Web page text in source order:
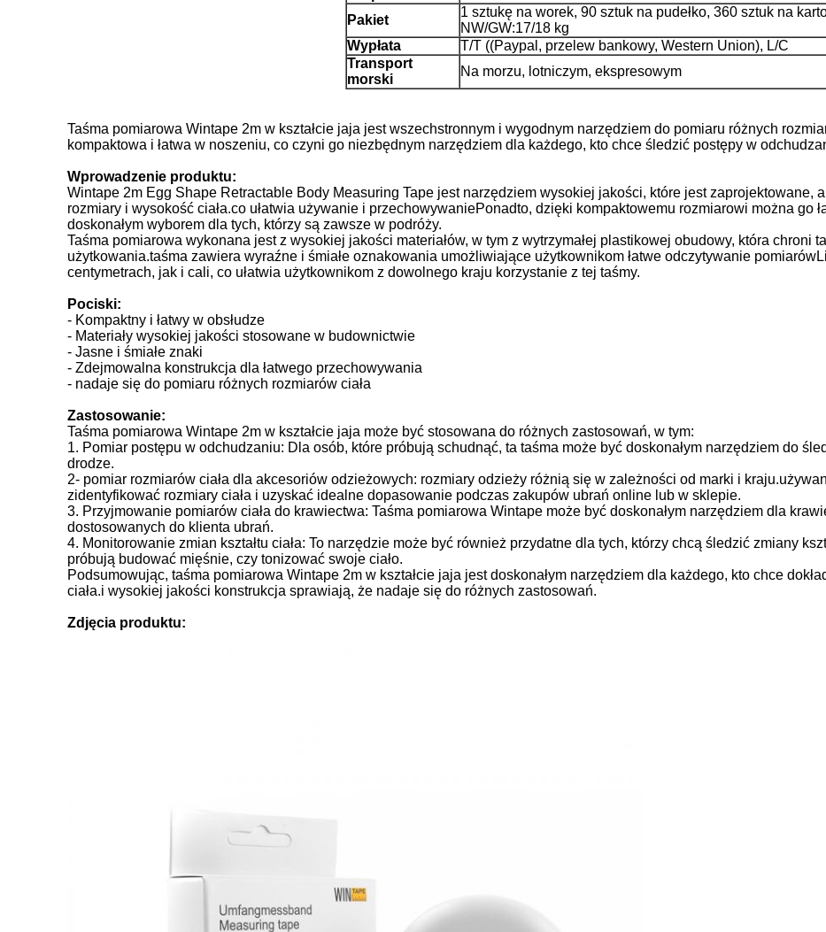
Pakiet
1 sztukę na worek, 90 sztuk na pudełko, 360 sztuk na
NW/GW:17/18 kg
Wypłata
T/T ((Paypal, przelew bankowy, Western Union), L/C
Transport
morski
Na morzu, lotniczym, ekspresowym
Taśma pomiarowa Wintape 2m w kształcie jaja jest wszechstronnym i wygodnym narzędziem do pomiaru różnych
kompaktowa i łatwa w noszeniu, co czyni go niezbędnym narzędziem dla każdego, kto chce śledzić postępy w
Wprowadzenie produktu:
Wintape 2m Egg Shape Retractable Body Measuring Tape jest narzędziem wysokiej jakości, które jest zaprojektowane,
rozmiary i wysokość ciała.co ułatwia używanie i przechowywaniePonadto, dzięki kompaktowemu rozmiarowi można go
doskonałym wyborem dla tych, którzy są zawsze w podróży.
Taśma pomiarowa wykonana jest z wysokiej jakości materiałów, w tym z wytrzymałej plastikowej obudowy, która chroni
użytkowania.taśma zawiera wyraźne i śmiałe oznakowania umożliwiające użytkownikom łatwe odczytywanie
centymetrach, jak i cali, co ułatwia użytkownikom z dowolnego kraju korzystanie z tej taśmy.
Pociski:
- Kompaktny i łatwy w obsłudze
- Materiały wysokiej jakości stosowane w budownictwie
- Jasne i śmiałe znaki
- Zdejmowalna konstrukcja dla łatwego przechowywania
- nadaje się do pomiaru różnych rozmiarów ciała
Zastosowanie:
Taśma pomiarowa Wintape 2m w kształcie jaja może być stosowana do różnych zastosowań, w tym:
1. Pomiar postępu w odchudzaniu: Dla osób, które próbują schudnąć, ta taśma może być doskonałym narzędziem do
drodze.
2- pomiar rozmiarów ciała dla akcesoriów odzieżowych: rozmiary odzieży różnią się w zależności od marki i
zidentyfikować rozmiary ciała i uzyskać idealne dopasowanie podczas zakupów ubrań online lub w sklepie.
3. Przyjmowanie pomiarów ciała do krawiectwa: Taśma pomiarowa Wintape może być doskonałym narzędziem dla
dostosowanych do klienta ubrań.
4. Monitorowanie zmian kształtu ciała: To narzędzie może być również przydatne dla tych, którzy chcą śledzić zmiany
próbują budować mięśnie, czy tonizować swoje ciało.
Podsumowując, taśma pomiarowa Wintape 2m w kształcie jaja jest doskonałym narzędziem dla każdego, kto chce
ciała.i wysokiej jakości konstrukcja sprawiają, że nadaje się do różnych zastosowań.
Zdjęcia produktu: